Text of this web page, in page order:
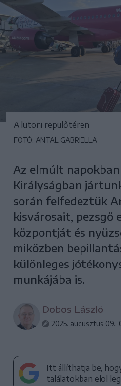
A lutoni repülőtéren
FOTÓ: ANTAL GABRIELLA
Az elmúlt
Királyságban
során felfedeztük
kisvárosait, pezsgő
központját és
miközben
különleges
munkájába is.
Dobos László
2025. augusztus 09.,
Itt állíthatja be,
találatokban elöl